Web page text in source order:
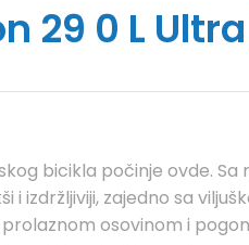
29 0 L
bicikla počinje ovde. Sa
i izdržljiviji, zajedno sa
osovinom i